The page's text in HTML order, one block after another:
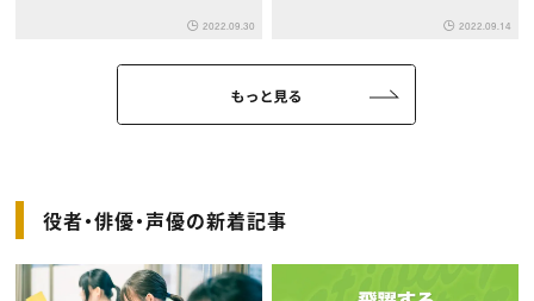
2022.09.30 2022.09.14
役者・俳優・声優の新着記事